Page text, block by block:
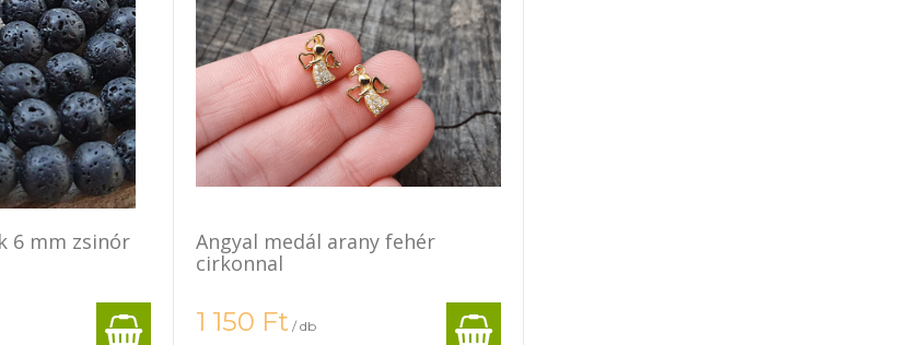
6 mm zsinór
Angyal medál arany fehér
cirkonnal
1 150 Ft / db